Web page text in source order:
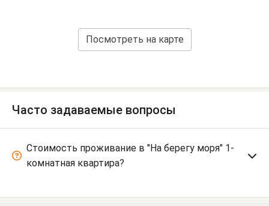
Посмотреть на карте
Часто задаваемые вопросы
Стоимость проживание в "На берегу моря" 1-
комнатная квартира?